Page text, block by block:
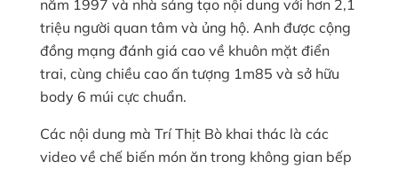
năm 1997 và nhà sáng tạo nội dung với hơn 2,1
triệu người quan tâm và ủng hộ. Anh được cộng
đồng mạng đánh giá cao về khuôn mặt điển
trai, cùng chiều cao ấn tượng 1m85 và sở hữu
body 6 múi cực chuẩn.
Các nội dung mà Trí Thịt Bò khai thác là các
video về chế biến món ăn trong không gian bếp